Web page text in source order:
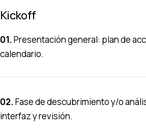
Kickoff
01.Presentación general: plan de
calendario.
02.Fase de descubrimiento y/o
interfaz y revisión.